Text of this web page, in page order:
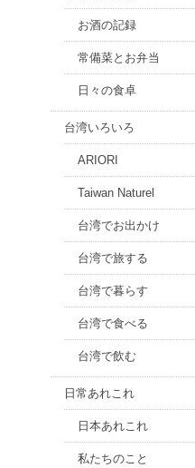
お酒の記録
常備菜とお弁当
日々の食卓
台湾いろいろ
ARIORI
Taiwan Naturel
台湾でお出かけ
台湾で旅する
台湾で暮らす
台湾で食べる
台湾で飲む
日常あれこれ
日本あれこれ
私たちのこと